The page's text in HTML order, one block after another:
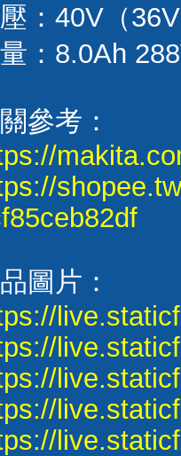
：40V（
：8.0Ah
參考：
圖片：